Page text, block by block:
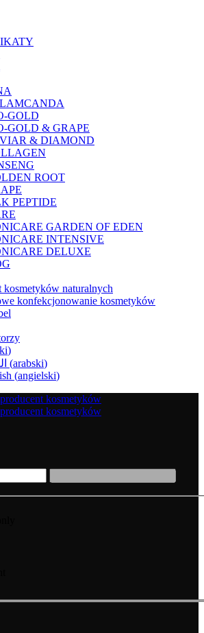
GOLD
GOLD & GRAPE
& DIAMOND
ROOT
PEPTIDE
GARDEN OF EDEN
INTENSIVE
DELUXE
kosmetyków naturalnych
konfekcjonowanie kosmetyków
)
(arabski)
(angielski)